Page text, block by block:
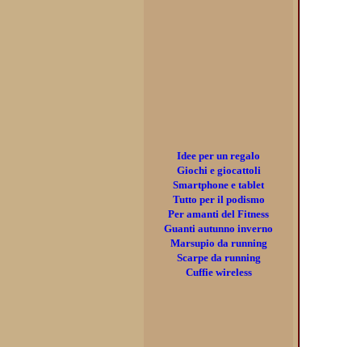
Idee per un regalo
Giochi e giocattoli
Smartphone e tablet
Tutto per il podismo
Per amanti del Fitness
Guanti autunno inverno
Marsupio da running
Scarpe da running
Cuffie wireless